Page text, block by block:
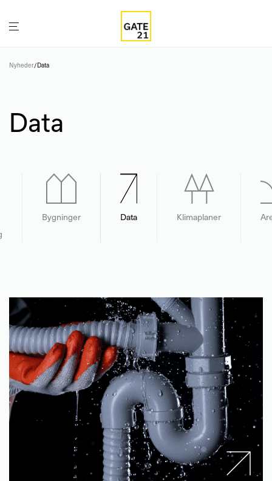
Nyheder/Data
Data
Bygninger Data Klimaplaner